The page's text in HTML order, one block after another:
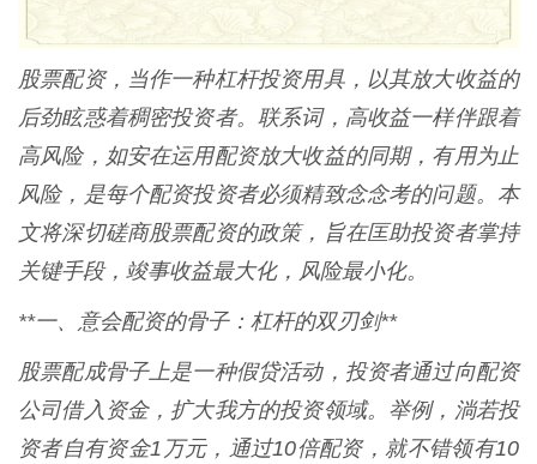
股票配资，当作一种杠杆投资用具，以其放大收益的
后劲眩惑着稠密投资者。联系词，高收益一样伴跟着
高风险，如安在运用配资放大收益的同期，有用为止
风险，是每个配资投资者必须精致念念考的问题。本
文将深切磋商股票配资的政策，旨在匡助投资者掌持
关键手段，竣事收益最大化，风险最小化。
**一、意会配资的骨子：杠杆的双刃剑**
股票配成骨子上是一种假贷活动，投资者通过向配资
公司借入资金，扩大我方的投资领域。举例，淌若投
资者自有资金1万元，通过10倍配资，就不错领有10